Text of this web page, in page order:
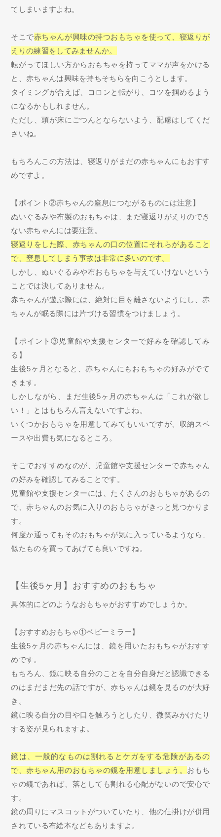
てしまいますよね。
そこで赤ちゃんが興味の持つおもちゃを使って、寝返りが
えりの練習をしてみませんか。
転がってほしい方からおもちゃを持ってママが声をかける
と、赤ちゃんは興味を持ちそちらを向こうとします。
タイミングが合えば、コロンと転がり、コツを掴めるよう
になるかもしれません。
ただし、頭が床にごつんとならないよう、配慮はしてくだ
さいね。
もちろんこの方法は、寝返りがまだの赤ちゃんにもおすす
めですよ。
【ポイント②赤ちゃんの窒息につながるものには注意】
ぬいぐるみや布製のおもちゃは、まだ寝返りがえりのでき
ない赤ちゃんには要注意。
寝返りをした際、赤ちゃんの口の位置にそれらがあること
で、窒息してしまう事故は非常に多いのです。
しかし、ぬいぐるみや布おもちゃを与えていけないという
ことでは決してありません。
赤ちゃんが遊ぶ際には、絶対に目を離さないようにし、赤
ちゃんが眠る際には片づける習慣をつけましょう。
【ポイント③児童館や支援センターで好みを確認してみ
る】
生後5ヶ月となると、赤ちゃんにもおもちゃの好みがでて
きます。
しかしながら、まだ生後5ヶ月の赤ちゃんは「これが欲し
い！」とはもちろん言えないですよね。
いくつかおもちゃを用意してみてもいいですが、収納スペ
ースや出費も気になるところ。
そこでおすすめなのが、児童館や支援センターで赤ちゃん
の好みを確認してみることです。
児童館や支援センターには、たくさんのおもちゃがあるの
で、赤ちゃんのお気に入りのおもちゃがきっと見つかりま
す。
何度か通ってもそのおもちゃが気に入っているようなら、
似たものを買ってあげても良いですね。
【生後5ヶ月】おすすめのおもちゃ
具体的にどのようなおもちゃがおすすめでしょうか。
【おすすめおもちゃ①ベビーミラー】
生後5ヶ月の赤ちゃんには、鏡を用いたおもちゃがおすす
めです。
もちろん、鏡に映る自分のことを自分自身だと認識できる
のはまだまだ先の話ですが、赤ちゃんは鏡を見るのが大好
き。
鏡に映る自分の目や口を触ろうとしたり、微笑みかけたり
する姿が見られますよ。
鏡は、一般的なものは割れるとケガをする危険があるの
で、赤ちゃん用のおもちゃの鏡を用意しましょう。 おもち
ゃの鏡であれば、落としても割れる心配がないので安心で
す。
鏡の周りにマスコットがついていたり、他の仕掛けが併用
されている布絵本などもありますよ。